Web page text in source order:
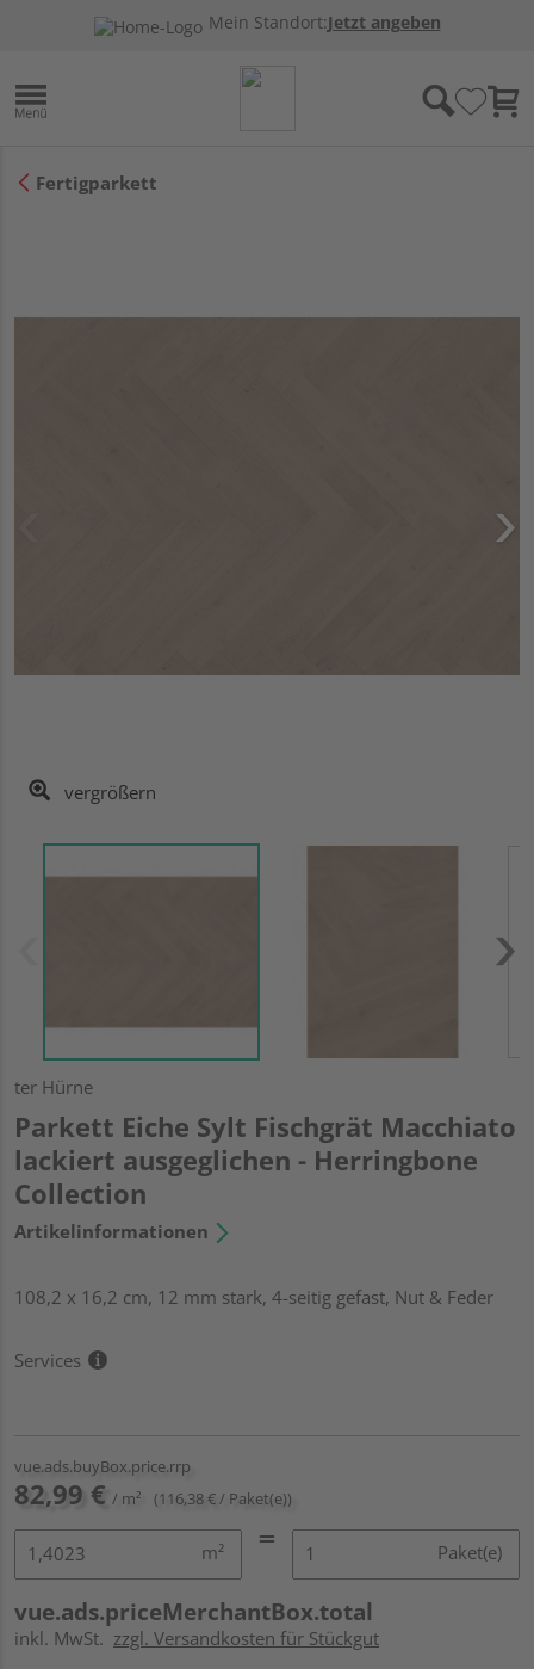
Mein Standort:Jetzt angeben
Fertigparkett
vergrößern
ter Hürne
Parkett Eiche Sylt Fischgrät Macchiato
lackiert ausgeglichen - Herringbone
Collection
Artikelinformationen
108,2 x 16,2 cm, 12 mm stark, 4-seitig gefast, Nut & Feder
Services
vue.ads.buyBox.price.rrp
82,99 € / m² (116,38 € / Paket(e))
m² Paket(e)
vue.ads.priceMerchantBox.total
inkl. MwSt. zzgl. Versandkosten für Stückgut